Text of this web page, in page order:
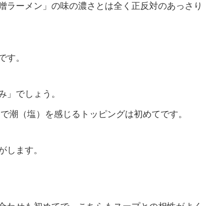
ラーメン」の味の濃さとは全く正反対のあっさり
す。
」でしょう。
潮（塩）を感じるトッピングは初めてです。
します。